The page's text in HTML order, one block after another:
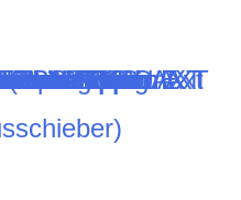
spezial
(Zubehör für
StandardVSD/E
ASb
BS-D von AXT
VSE von AXT
VSD von Axt
600 g
1000 ml
1000 ml
– 250 ml